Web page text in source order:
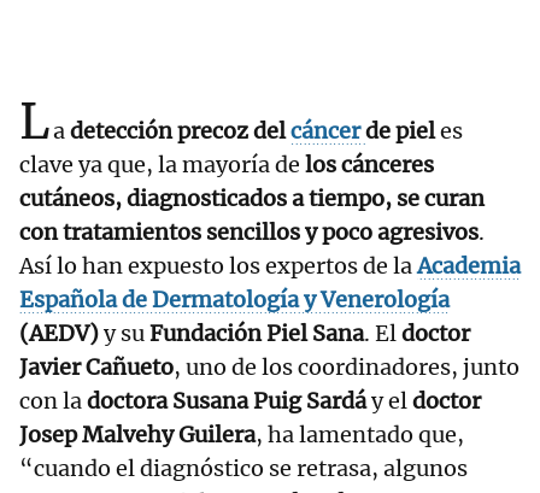
Ladetección precoz delcáncerde pieles
clave ya que, la mayoría de los cánceres
cutáneos, diagnosticados a tiempo, se curan
con tratamientos sencillos y poco agresivos.
Así lo han expuesto los expertos de laAcademia
Española de Dermatología y Venerología
(AEDV)y suFundación Piel Sana. Eldoctor
Javier Cañueto, uno de los coordinadores, junto
con ladoctora Susana Puig Sardáy eldoctor
Josep Malvehy Guilera, ha lamentado que,
“cuando el diagnóstico se retrasa, algunos